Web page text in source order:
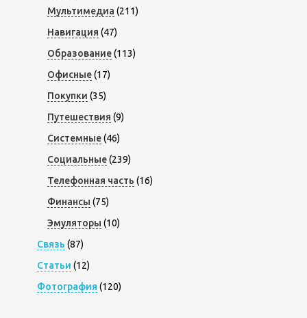
Мультимедиа (211)
Навигация (47)
Образование(113)
Офисные(17)
Покупки (35)
Путешествия (9)
Системные(46)
Социальные(239)
Телефонная часть (16)
Финансы (75)
Эмуляторы (10)
Связь (87)
Статьи (12)
Фотография (120)